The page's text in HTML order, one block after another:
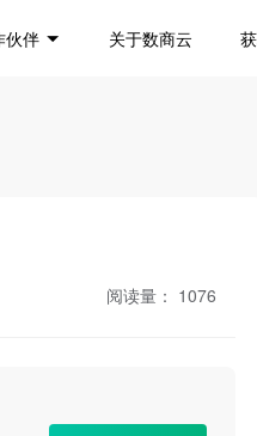
伙伴 关于数商云
阅读量： 1076